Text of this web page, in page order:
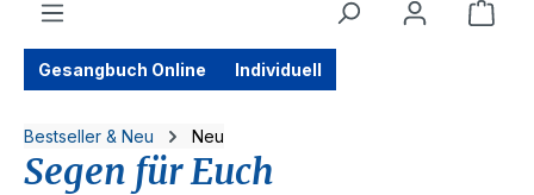
Gesangbuch Online Individuell
Bestseller & Neu Neu
Segen für Euch